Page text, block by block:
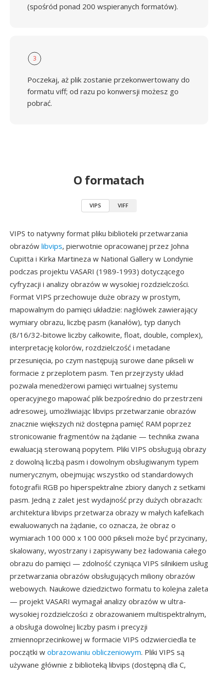
(spośród ponad 200 wspieranych formatów).
3
Poczekaj, aż plik zostanie przekonwertowany do
formatu viff; od razu po konwersji możesz go
pobrać.
O formatach
VIPS VIFF
VIPS to natywny format pliku biblioteki przetwarzania
obrazów libvips, pierwotnie opracowanej przez Johna
Cupitta i Kirka Martineza w National Gallery w Londynie
podczas projektu VASARI (1989-1993) dotyczącego
cyfryzacji i analizy obrazów w wysokiej rozdzielczości.
Format VIPS przechowuje duże obrazy w prostym,
mapowalnym do pamięci układzie: nagłówek zawierający
wymiary obrazu, liczbę pasm (kanałów), typ danych
(8/16/32-bitowe liczby całkowite, float, double, complex),
interpretację kolorów, rozdzielczość i metadane
przesunięcia, po czym następują surowe dane pikseli w
formacie z przeplotem pasm. Ten przejrzysty układ
pozwala menedżerowi pamięci wirtualnej systemu
operacyjnego mapować plik bezpośrednio do przestrzeni
adresowej, umożliwiając libvips przetwarzanie obrazów
znacznie większych niż dostępna pamięć RAM poprzez
stronicowanie fragmentów na żądanie — technika zwana
ewaluacją sterowaną popytem. Pliki VIPS obsługują obrazy
z dowolną liczbą pasm i dowolnym obsługiwanym typem
numerycznym, obejmując wszystko od standardowych
fotografii RGB po hiperspektralne zbiory danych z setkami
pasm. Jedną z zalet jest wydajność przy dużych obrazach:
architektura libvips przetwarza obrazy w małych kafelkach
ewaluowanych na żądanie, co oznacza, że obraz o
wymiarach 100 000 x 100 000 pikseli może być przycinany,
skalowany, wyostrzany i zapisywany bez ładowania całego
obrazu do pamięci — zdolność czyniąca VIPS silnikiem usług
przetwarzania obrazów obsługujących miliony obrazów
webowych. Naukowe dziedzictwo formatu to kolejna zaleta
— projekt VASARI wymagał analizy obrazów w ultra-
wysokiej rozdzielczości z obrazowaniem multispektralnym,
a obsługa dowolnej liczby pasm i precyzji
zmiennoprzecinkowej w formacie VIPS odzwierciedla te
początki w obrazowaniu obliczeniowym. Pliki VIPS są
używane głównie z biblioteką libvips (dostępną dla C,